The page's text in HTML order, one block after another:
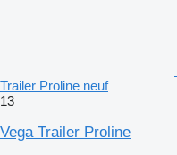
Trailer Proline neuf
13
Vega Trailer Proline